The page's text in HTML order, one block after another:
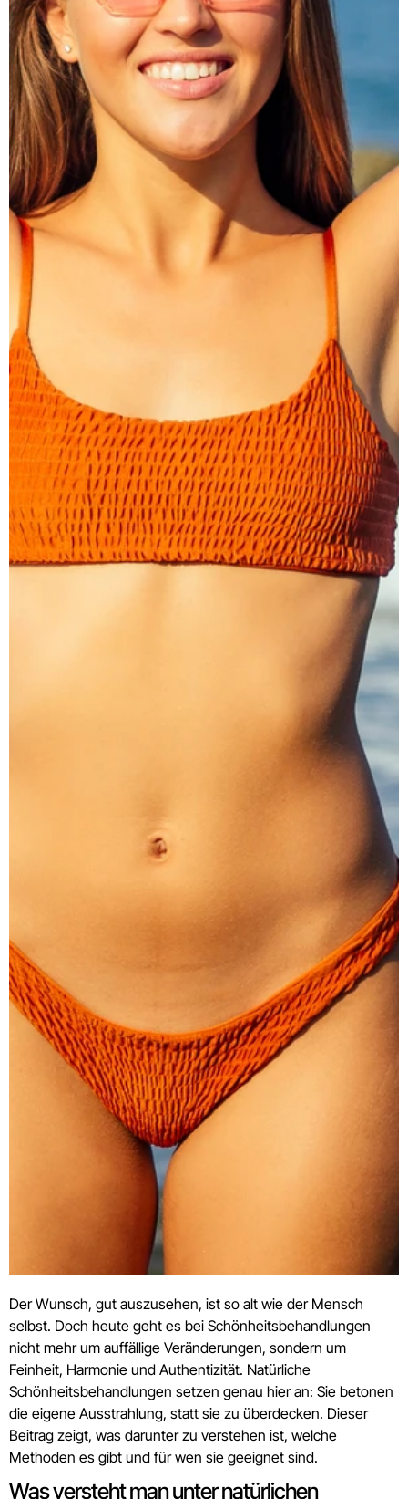
Der Wunsch, gut auszusehen, ist so alt wie der Mensch
selbst. Doch heute geht es bei Schönheitsbehandlungen
nicht mehr um auffällige Veränderungen, sondern um
Feinheit, Harmonie und Authentizität. Natürliche
Schönheitsbehandlungen setzen genau hier an: Sie betonen
die eigene Ausstrahlung, statt sie zu überdecken. Dieser
Beitrag zeigt, was darunter zu verstehen ist, welche
Methoden es gibt und für wen sie geeignet sind.
Was versteht man unter natürlichen